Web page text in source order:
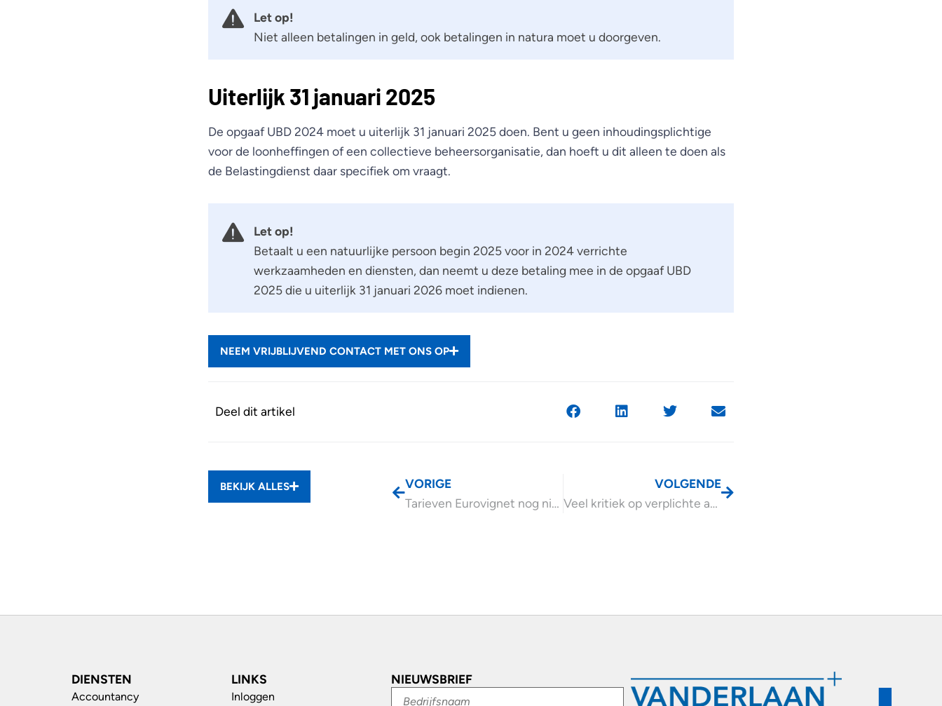
Let op!
Niet alleen betalingen in geld, ook betalingen in natura moet u doorgeven.
Uiterlijk 31 januari 2025
De opgaaf UBD 2024 moet u uiterlijk 31 januari 2025 doen. Bent u geen inhoudingsplichtige
voor de loonheffingen of een collectieve beheersorganisatie, dan hoeft u dit alleen te doen als
de Belastingdienst daar specifiek om vraagt.
Let op!
Betaalt u een natuurlijke persoon begin 2025 voor in 2024 verrichte
werkzaamheden en diensten, dan neemt u deze betaling mee in de opgaaf UBD
2025 die u uiterlijk 31 januari 2026 moet indienen.
NEEM VRIJBLIJVEND CONTACT MET ONS OP
Deel dit artikel
BEKIJK ALLES
VORIGE
Tarieven Eurovignet nog niet verhoogd
VOLGENDE
Veel kritiek op verplichte arbeidsongeschiktheidsverzekering zelfstandigen
DIENSTEN
Accountancy
LINKS
Inloggen
NIEUWSBRIEF